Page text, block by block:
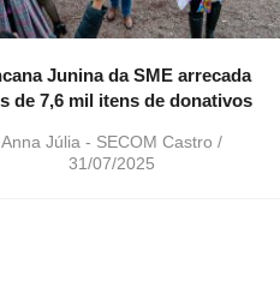
Junina da SME arrecada
de 7,6 mil itens de donativos
Anna Júlia - SECOM Castro
31/07/2025